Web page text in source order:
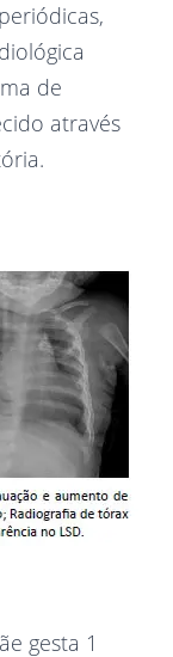
de
através
gesta 1